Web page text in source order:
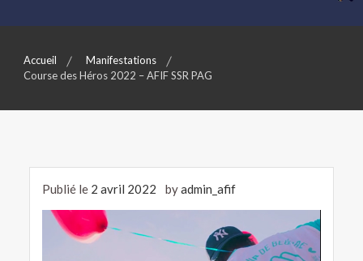
Accueil
Manifestations
Course des Héros 2022 – AFIF SSR PAG
Publié le 2 avril 2022 byadmin_afif